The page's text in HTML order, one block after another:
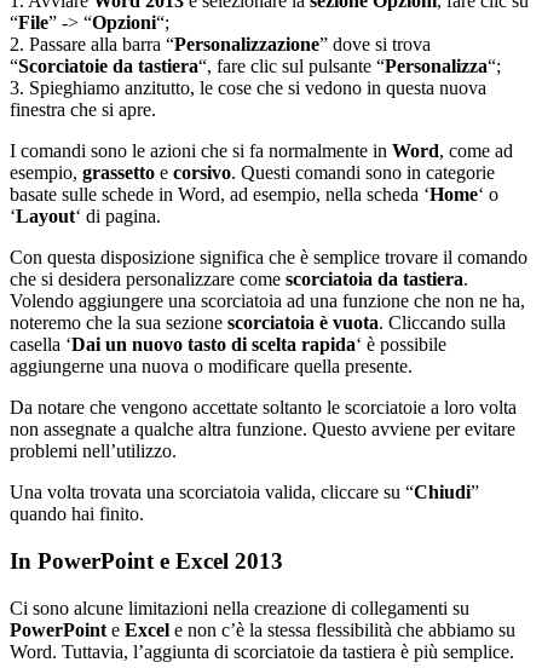
“File” -> “Opzioni“;
2. Passare alla barra “Personalizzazione” dove si trova
“Scorciatoie da tastiera“, fare clic sul pulsante “Personalizza“;
3. Spieghiamo anzitutto, le cose che si vedono in questa nuova
finestra che si apre.
I comandi sono le azioni che si fa normalmente in Word, come ad
esempio, grassetto e corsivo. Questi comandi sono in categorie
basate sulle schede in Word, ad esempio, nella scheda ‘Home‘ o
‘Layout‘ di pagina.
Con questa disposizione significa che è semplice trovare il comando
che si desidera personalizzare come scorciatoia da tastiera.
Volendo aggiungere una scorciatoia ad una funzione che non ne ha,
noteremo che la sua sezione scorciatoia è vuota. Cliccando sulla
casella ‘Dai un nuovo tasto di scelta rapida‘ è possibile
aggiungerne una nuova o modificare quella presente.
Da notare che vengono accettate soltanto le scorciatoie a loro volta
non assegnate a qualche altra funzione. Questo avviene per evitare
problemi nell’utilizzo.
Una volta trovata una scorciatoia valida, cliccare su “Chiudi”
quando hai finito.
In PowerPoint e Excel 2013
Ci sono alcune limitazioni nella creazione di collegamenti su
PowerPoint e Excel e non c’è la stessa flessibilità che abbiamo su
Word. Tuttavia, l’aggiunta di scorciatoie da tastiera è più semplice.